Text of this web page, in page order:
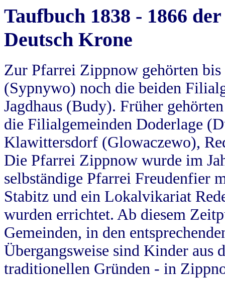
Taufbuch 1838 - 1866
Deutsch Krone
Zur Pfarrei Zippnow gehörten
(Sypnywo) noch die beiden
Jagdhaus (Budy). Früher
die Filialgemeinden Doderlage
Klawittersdorf (Glowaczewo),
Die Pfarrei Zippnow wurde im
selbständige Pfarrei Freudenfier
Stabitz und ein Lokalvikariat
wurden errichtet. Ab diesem
Gemeinden, in den
Übergangsweise sind Kinder aus
traditionellen Gründen - in